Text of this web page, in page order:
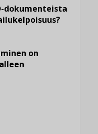
dokumenteista
on